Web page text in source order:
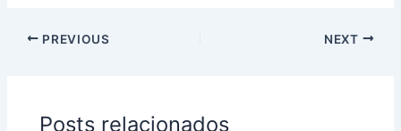
PREVIOUS NEXT
Posts relacionados